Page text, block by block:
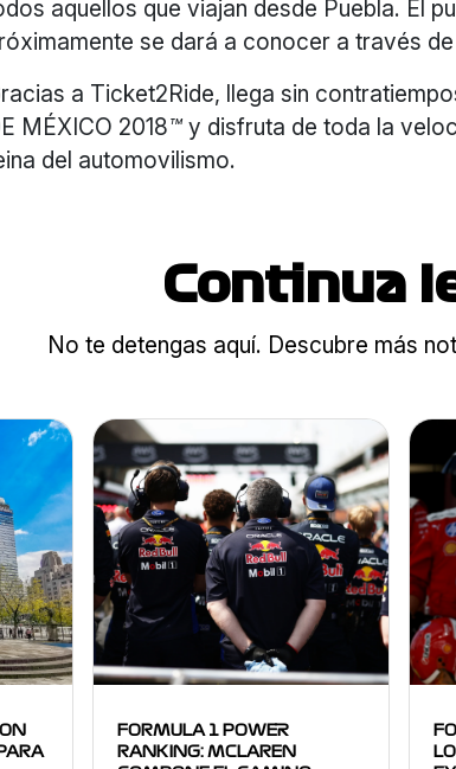
aquellos que viajan desde Puebla. El
se dará a conocer a través
a Ticket2Ride, llega sin
MÉXICO 2018™y disfruta de toda la
del automovilismo.
Continua
No te detengas aquí. Descubre más
FORMULA 1 POWER
RANKING: MCLAREN